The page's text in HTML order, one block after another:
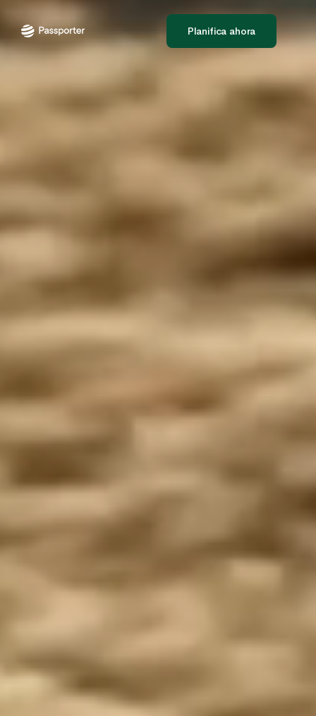
Planifica ahora